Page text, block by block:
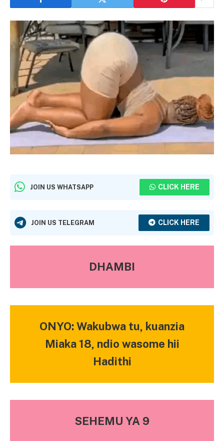
JOIN US WHATSAPP CLICK HERE
JOIN US TELEGRAM CLICK HERE
DHAMBI
ONYO: Wakubwa tu, kuanzia
Miaka 18, ndio wasome hii
Hadithi
SEHEMU YA 9